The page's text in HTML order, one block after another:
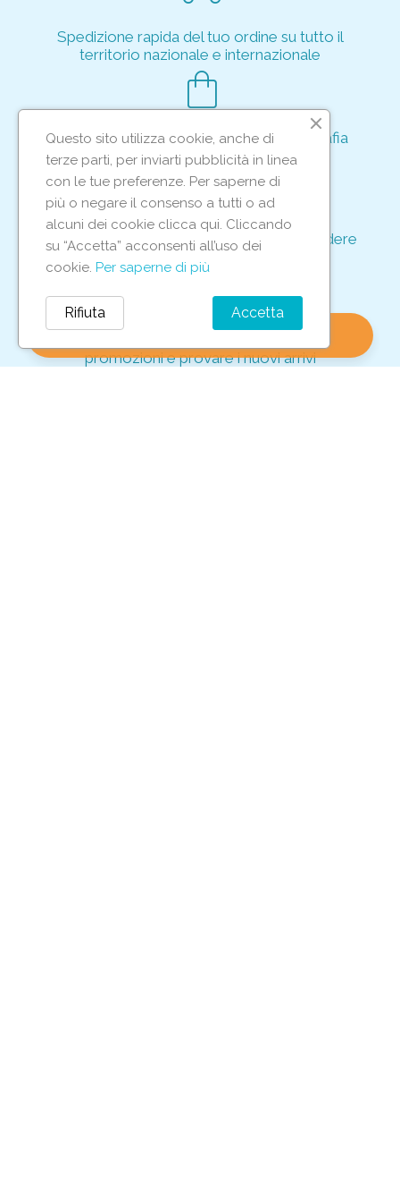
Spedizione rapida del tuo ordine su tutto il
territorio nazionale e internazionale
shopping_bag
Acquisto rapido e sicuro tramite crittografia
per proteggere le tue transazioni
support_agent
Supporto e assistenza dedicati per rispondere
storefront
Vieni in negozio per scoprire le nostre
promozioni e provare i nuovi arrivi
shopping_bag account_circle
Questo sito utilizza cookie, anche di
terze parti, per inviarti pubblicità in linea
con le tue preferenze. Per saperne di
più o negare il consenso a tutti o ad
alcuni dei cookie clicca qui. Cliccando
su “Accetta” acconsenti all’uso dei
cookie. Per saperne di più
Accetta
Rifiuta